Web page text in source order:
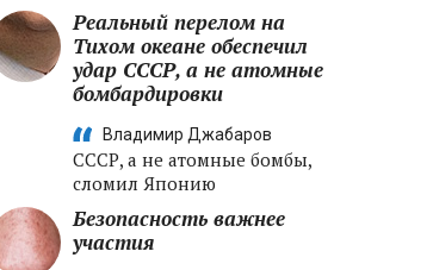
Реальный перелом на
Тихом океане обеспечил
удар СССР, а не атомные
бомбардировки
Владимир Джабаров
СССР, а не атомные бомбы,
сломил Японию
Безопасность важнее
участия